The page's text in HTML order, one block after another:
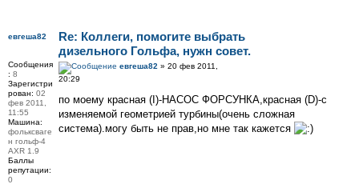
Re: Коллеги, помогите выбрать
дизельного Гольфа, нужн совет.
евгеша82 » 20 фев 2011,
20:29
по моему красная (I)-НАСОС ФОРСУНКА,красная (D)-с
изменяемой геометрией турбины(очень сложная
система).могу быть не прав,но мне так кажется
евгеша82
Сообщения
: 8
Зарегистри
рован: 02
фев 2011,
11:55
Машина:
фольксваге
н гольф-4
AXR 1.9
Баллы
репутации:
0